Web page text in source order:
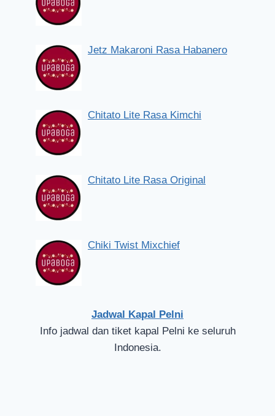
Jetz Makaroni Rasa Habanero
Chitato Lite Rasa Kimchi
Chitato Lite Rasa Original
Chiki Twist Mixchief
Jadwal Kapal Pelni
Info jadwal dan tiket kapal Pelni ke seluruh
Indonesia.